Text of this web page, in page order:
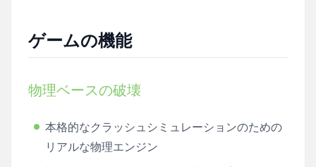
ゲームの機能
物理ベースの破壊
本格的なクラッシュシミュレーションのための
リアルな物理エンジン